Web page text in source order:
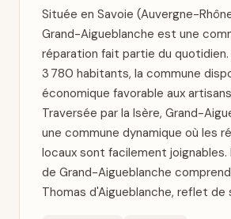
Située en Savoie (Auvergne-
Grand-Aigueblanche est une
réparation fait partie du
3 780 habitants, la commune
économique favorable aux
Traversée par la Isère, Grand-
une commune dynamique où les
locaux sont facilement joignables.
de Grand-Aigueblanche
Thomas d'Aigueblanche, reflet de